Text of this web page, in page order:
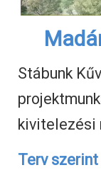
Stábunk
kivitelezési
Terv